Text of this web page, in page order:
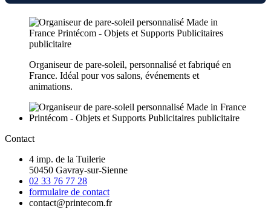
Organiseur de pare-soleil, personnalisé et fabriqué en
France. Idéal pour vos salons, événements et
animations.
Contact
4 imp. de la Tuilerie
50450 Gavray-sur-Sienne
02 33 76 77 28
formulaire de contact
contact@printecom.fr